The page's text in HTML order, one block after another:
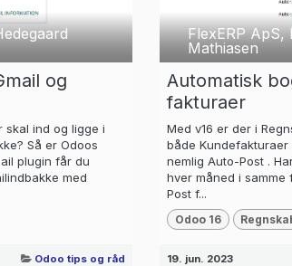
og
skal ind og ligge i
Så er Odoos
plugin får du
med
Odoo tips og råd
FlexERP
Mathiasen
Automatisk
fakturaer
Med v16 er der i
både
nemlig Auto-Post .
hver måned i
Post f...
Odoo 16
19. jun. 2023